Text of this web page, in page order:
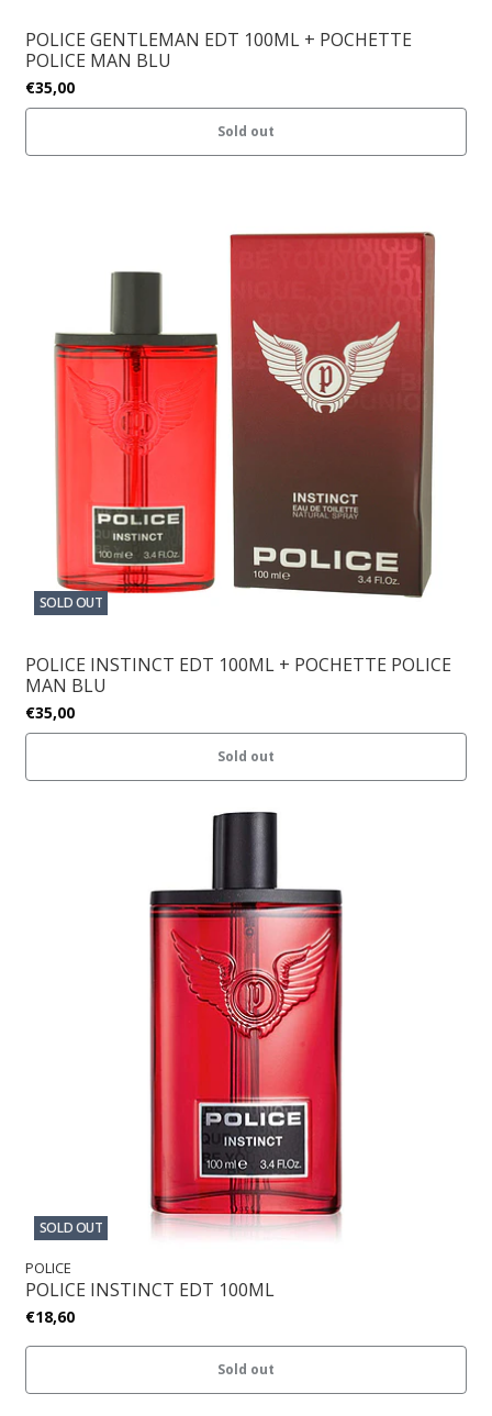
POLICE GENTLEMAN EDT 100ML + POCHETTE
POLICE MAN BLU
€35,00
Sold out
SOLD OUT
POLICE INSTINCT EDT 100ML + POCHETTE POLICE
MAN BLU
€35,00
Sold out
SOLD OUT
POLICE
POLICE INSTINCT EDT 100ML
€18,60
Sold out